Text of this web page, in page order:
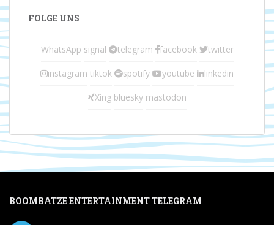
FOLGE UNS
WhatsApp signal telegram facebook twitter
instagram tiktok spotify youtube linkedin
Xing bluesky mastodon
BOOMBATZE ENTERTAINMENT TELEGRAM